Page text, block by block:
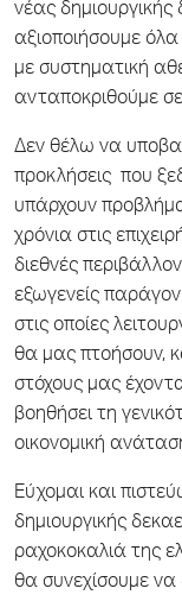
νέας δημιουργικής
αξιοποιήσουμε
με συστηματική
ανταποκριθούμε
Δεν θέλω να
προκλήσεις που
υπάρχουν
χρόνια στις
διεθνές
εξωγενείς
στις οποίες
θα μας πτοήσουν,
στόχους μας
βοηθήσει τη
οικονομική
Εύχομαι και
δημιουργικής
ραχοκοκαλιά της
θα συνεχίσουμε να